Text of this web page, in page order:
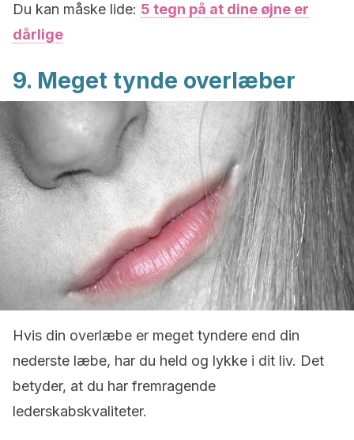
Du kan måske lide: 5 tegn på at dine øjne er
dårlige
9. Meget tynde overlæber
Hvis din overlæbe er meget tyndere end din
nederste læbe, har du held og lykke i dit liv. Det
betyder, at du har fremragende
lederskabskvaliteter.